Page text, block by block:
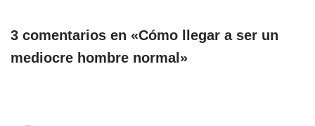
3 comentarios en «Cómo llegar a ser un
mediocre hombre normal»